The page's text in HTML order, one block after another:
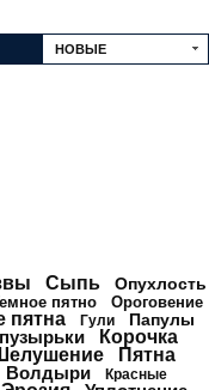
НОВЫЕ
Сыпь Опухлость
пятно Ороговение
пятна Гули Папулы
Корочка
Пятна
Волдыри
Красные